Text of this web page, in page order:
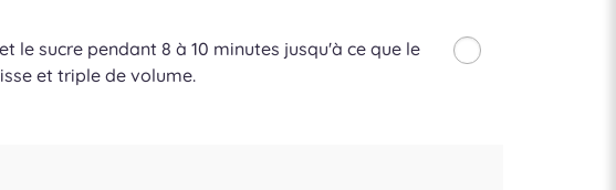
le sucre pendant 8 à 10 minutes jusqu'à ce que le
et triple de volume.